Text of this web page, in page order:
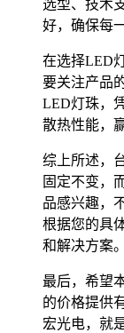
选型、技术
好，确保每
在选择LED
要关注产品
LED灯珠，
散热性能，
综上所述，
固定不变，
品感兴趣，
根据您的具
和解决方案。
最后，希望
的价格提供
宏光电，就